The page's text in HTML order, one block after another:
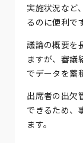
実施状況など
るのに便利で
議論の概要を
ますが、審議
でデータを蓄
出席者の出
できるため、
ます。